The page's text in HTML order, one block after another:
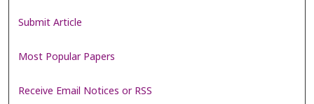
Submit Article
Most Popular Papers
Receive Email Notices or RSS